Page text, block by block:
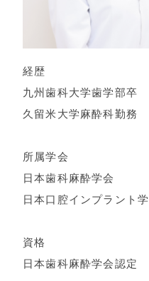
経歴
九州歯科大学歯学部卒
久留米大学麻酔科勤務
所属学会
日本歯科麻酔学会
日本口腔インプラント
資格
日本歯科麻酔学会認定